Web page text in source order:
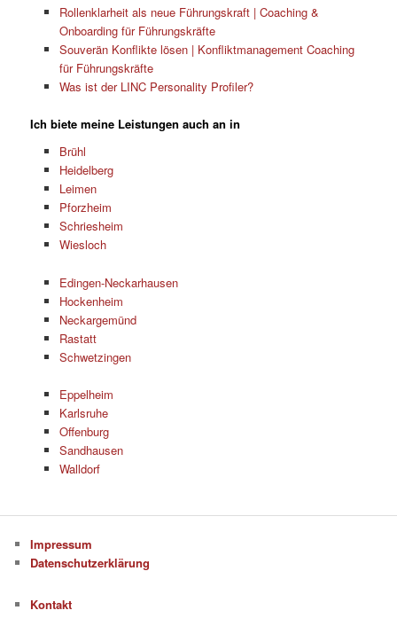
Rollenklarheit als neue Führungskraft | Coaching &
Onboarding für Führungskräfte
Souverän Konflikte lösen | Konfliktmanagement Coaching
für Führungskräfte
Was ist der LINC Personality Profiler?
Ich biete meine Leistungen auch an in
Brühl
Heidelberg
Leimen
Pforzheim
Schriesheim
Wiesloch
Edingen-Neckarhausen
Hockenheim
Neckargemünd
Rastatt
Schwetzingen
Eppelheim
Karlsruhe
Offenburg
Sandhausen
Walldorf
Impressum
Datenschutzerklärung
Kontakt